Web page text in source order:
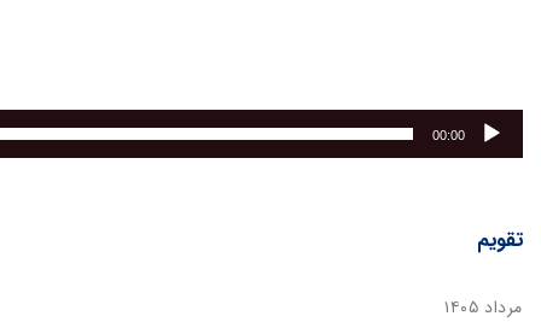
00:00
تقویم
مرداد ۱۴۰۵